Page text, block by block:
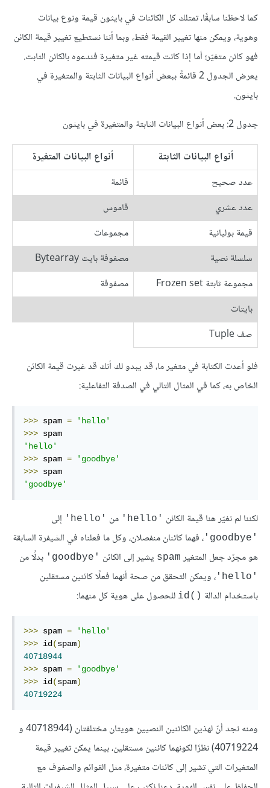
كما لاحظنا سابقًا، تمتلك كل الكائنات في بايثون قيمة ونوع بيانات
وهوية، ويمكن منها تغيير القيمة فقط، وبما أننا نستطيع تغيير قيمة الكائن
فهو كائن متغيّر؛ أما إذا كانت قيمته غير متغيرة فندعوه بالكائن الثابت.
يعرض الجدول 2 قائمةً ببعض أنواع البيانات الثابتة والمتغيرة في
بايثون.
جدول 2: بعض أنواع البيانات الثابتة والمتغيرة في بايثون
أنواع البيانات الثابتة
أنواع البيانات المتغيرة
عدد صحيح
قائمة
عدد عشري
قاموس
قيمة بوليانية
مجموعات
سلسلة نصية
مصفوفة بايت Bytearray
مجموعة ثابتة Frozen set
مصفوفة
بايتات
صف Tuple
فلو أعدت الكتابة في متغير ما، قد يبدو لك أنك قد غيرت قيمة الكائن
الخاص به، كما في المثال التالي في الصدفة التفاعلية:
>>> spam =
'hello'
>>>
'hello'
>>> spam =
'goodbye'
>>>
'goodbye'
لكننا لم نغيّر هنا قيمة الكائن 'hello' من 'hello' إلى
'goodbye'
، فهما كائنان منفصلان، وكل ما فعلناه في الشيفرة السابقة
هو مجرّد جعل المتغير spam يشير إلى الكائن 'goodbye' بدلًا من
'hello'
، ويمكن التحقق من صحة أنهما فعلًا كائنين مستقلين
باستخدام الدالة ()id للحصول على هوية كل منهما:
>>> spam =
'hello'
>>> id (spam)
40718944
>>> spam =
'goodbye'
>>> id (spam)
40719224
ومنه نجد أنّ لهذين الكائنين النصيين هويتان مختلفتان (40718944 و
40719224) نظرًا لكونهما كائنين مستقلين، بينما يمكن تغيير قيمة
المتغيرات التي تشير إلى كائنات متغيرة، مثل القوائم والصفوف مع